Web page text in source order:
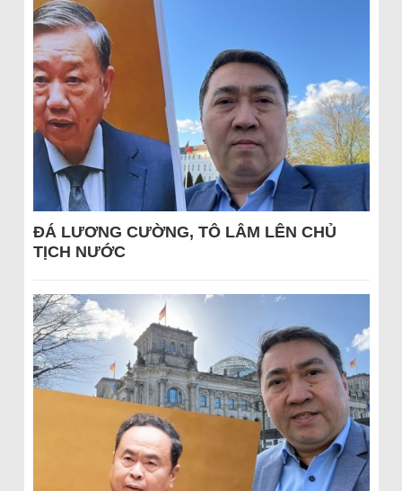
ĐÁ LƯƠNG CƯỜNG, TÔ LÂM LÊN CHỦ
TỊCH NƯỚC